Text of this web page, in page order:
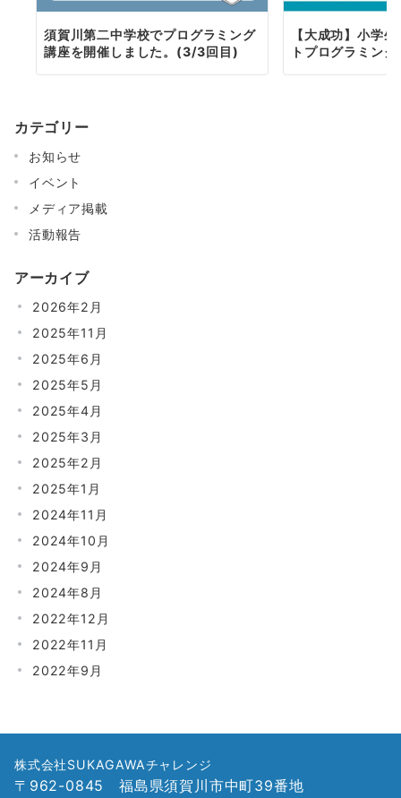
須賀川第二中学校でプログラミング
講座を開催しました。(3/3回目)
【大成功】小学
トプログラミン
カテゴリー
お知らせ
イベント
メディア掲載
活動報告
アーカイブ
2026年2月
2025年11月
2025年6月
2025年5月
2025年4月
2025年3月
2025年2月
2025年1月
2024年11月
2024年10月
2024年9月
2024年8月
2022年12月
2022年11月
2022年9月
株式会社SUKAGAWAチャレンジ
〒962-0845 福島県須賀川市中町39番地